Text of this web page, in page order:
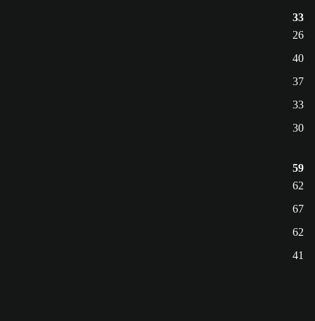
33
26
40
37
33
30
59
62
67
62
41